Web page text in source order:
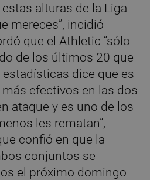
alturas de la Liga
mereces”, incidió
que el Athletic “sólo
de los últimos 20 que
estadísticas dice que es
efectivos en las dos
ataque y es uno de los
les rematan”,
confió en que la
conjuntos se
el próximo domingo